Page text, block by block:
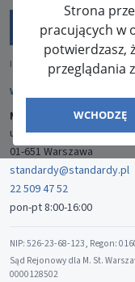
Strona
pracujących w
potwierdzasz,
przeglądania
WCHODZĘ
ISSN: 2080-5438
WYDAWCA
Media-Press Sp. z o.o.
ul. Gwiaździsta 7B/8
01-651 Warszawa
standardy@standardy.pl
22 509 47 52
pon-pt 8:00-16:00
NIP: 526-23-68-123, Regon:
Sąd Rejonowy dla M. St.
0000128502